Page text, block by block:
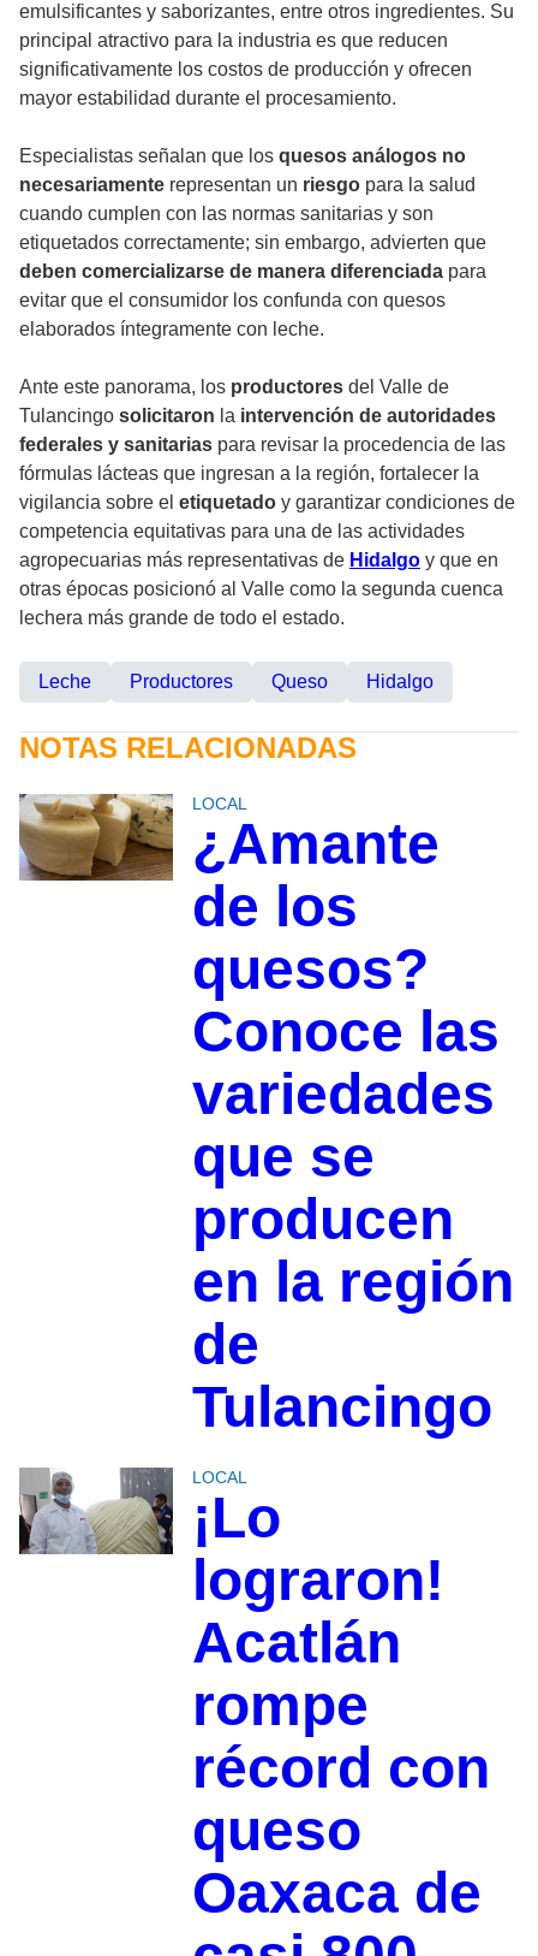
emulsificantes y saborizantes, entre otros ingredientes. Su
principal atractivo para la industria es que reducen
significativamente los costos de producción y ofrecen
mayor estabilidad durante el procesamiento.
Especialistas señalan que los quesos análogos no
necesariamente representan un riesgo para la salud
cuando cumplen con las normas sanitarias y son
etiquetados correctamente; sin embargo, advierten que
deben comercializarse de manera diferenciada para
evitar que el consumidor los confunda con quesos
elaborados íntegramente con leche.
Ante este panorama, los productores del Valle de
Tulancingo solicitaron la intervención de autoridades
federales y sanitarias para revisar la procedencia de las
fórmulas lácteas que ingresan a la región, fortalecer la
vigilancia sobre el etiquetado y garantizar condiciones de
competencia equitativas para una de las actividades
agropecuarias más representativas de Hidalgo y que en
otras épocas posicionó al Valle como la segunda cuenca
lechera más grande de todo el estado.
Leche Productores Queso Hidalgo
NOTAS RELACIONADAS
LOCAL
¿Amante
de los
quesos?
Conoce las
variedades
que se
producen
en la región
de
Tulancingo
LOCAL
¡Lo
lograron!
Acatlán
rompe
récord con
queso
Oaxaca de